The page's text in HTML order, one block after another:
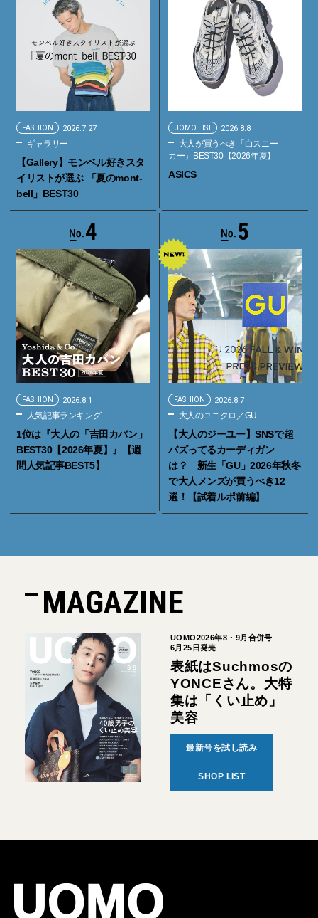
FASHION 2026.7.27
ギャラリー
【Gallery】モンベル好きスタ
イリストが選ぶ 「夏のmont-
bell」BEST30
UOMO LIST 2026.8.8
大人が買うべき「白スニー
カー」BEST30【2026年夏】
ASICS
4
FASHION 2026.8.1
人気記事ランキング
1位は『大人の「吉田カバン」
BEST30【2026年夏】』【週
間人気記事BEST5】
5
FASHION 2026.8.7
大人のユニクロ／GU
【大人のジーユー】SNSで超
バズってるカーディガン
は？ 新生「GU」2026年秋冬
で大人メンズが買うべき12
選！【試着ルポ前編】
MAGAZINE
UOMO2026年8・9月合併号
6月25日発売
表紙はSuchmosの
YONCEさん。大特
集は「くい止め」
美容
最新号を試し読み
SHOP LIST